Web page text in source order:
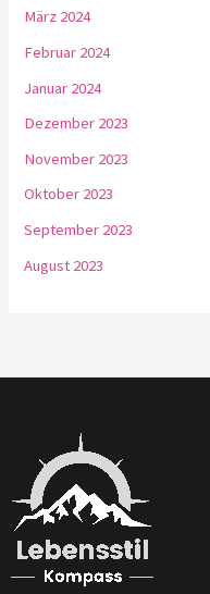
März 2024
Februar 2024
Januar 2024
Dezember 2023
November 2023
Oktober 2023
September 2023
August 2023